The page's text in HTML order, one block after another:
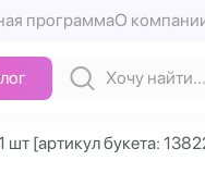
программаО
шт [артикул букета: